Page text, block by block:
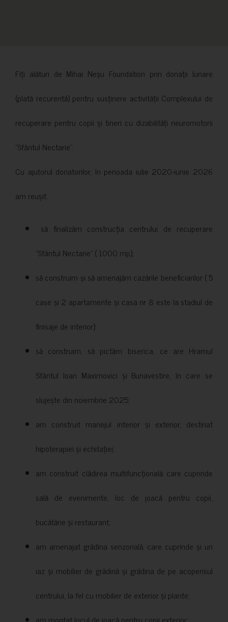
Fiți alături de Mihai Neșu Foundation prin donații lunare
(plată recurentă) pentru susținere activității Complexului de
recuperare pentru copii și tineri cu dizabilități neuromotorii
”Sfântul Nectarie”.
Cu ajutorul donatorilor, în perioada iulie 2020-iunie 2026
am reușit:
să finalizăm construcția centrului de recuperare
”Sfântul Nectarie” ( 1000 mp);
să construim și să amenajăm cazările beneficiarilor ( 5
case și 2 apartamente și casa nr 8 este la stadiul de
finisaje de interior);
să construim, să pictăm biserica, ce are Hramul
Sfântul Ioan Maximovici și Bunavestire, în care se
slujește din noiembrie 2025;
am construit manejul interior și exterior, destinat
hipoterapiei și echitației;
am construit clădirea multifuncțională care cuprinde
sală de evenimente, loc de joacă pentru copii,
bucătărie și restaurant;
am amenajat grădina senzorială, care cuprinde și un
iaz și mobilier de grădină și grădina de pe acoperisul
centrului, la fel cu mobilier de exterior și plante;